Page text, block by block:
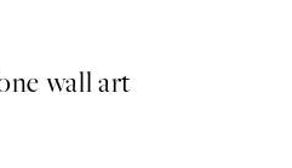
wall art